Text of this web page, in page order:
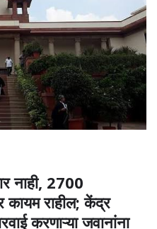
नाही, 2700
कायम राहील; केंद्र
करणाऱ्या जवानांना